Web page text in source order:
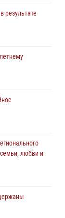
проверили
результате
любви и